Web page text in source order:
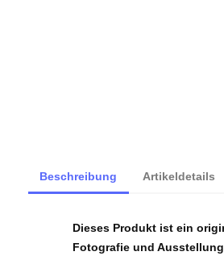
Beschreibung Artikeldetails
Dieses Produkt ist ein
Fotografie und